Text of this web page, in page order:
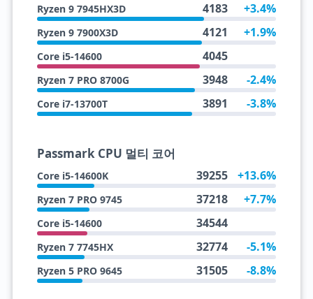
Ryzen 9 7945HX3D 4183 +3.4%
Ryzen 9 7900X3D 4121 +1.9%
Core i5-14600 4045
Ryzen 7 PRO 8700G 3948 -2.4%
Core i7-13700T 3891 -3.8%
Passmark CPU 멀티 코어
Core i5-14600K 39255 +13.6%
Ryzen 7 PRO 9745 37218 +7.7%
Core i5-14600 34544
Ryzen 7 7745HX 32774 -5.1%
Ryzen 5 PRO 9645 31505 -8.8%